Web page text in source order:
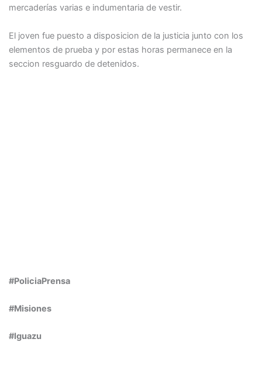
mercaderías varias e indumentaria de vestir.
El joven fue puesto a disposicion de la justicia junto con los
elementos de prueba y por estas horas permanece en la
seccion resguardo de detenidos.
#PoliciaPrensa
#Misiones
#Iguazu